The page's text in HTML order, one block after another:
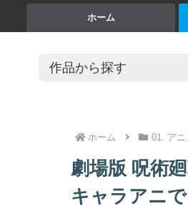
ホーム
ホーム 01. アニ
劇場版 呪術
キャラアニ